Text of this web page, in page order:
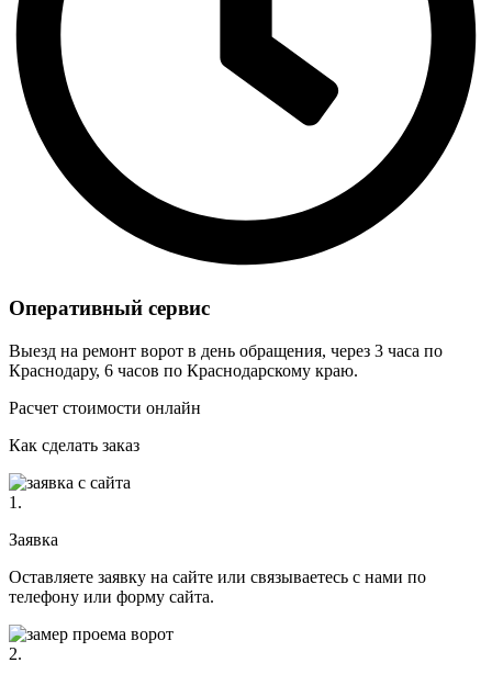
Оперативный сервис
Выезд на ремонт ворот в день обращения, через 3 часа по
Краснодару, 6 часов по Краснодарскому краю.
Расчет стоимости онлайн
Как сделать заказ
1.
Заявка
Оставляете заявку на сайте или связываетесь с нами по
телефону или форму сайта.
2.